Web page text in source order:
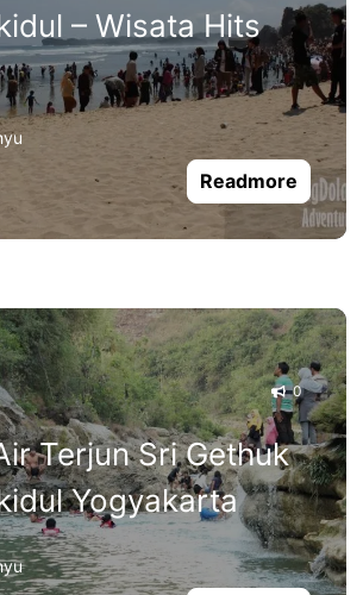
– Wisata Hits
Readmore
0
Terjun Sri Gethuk
Yogyakarta